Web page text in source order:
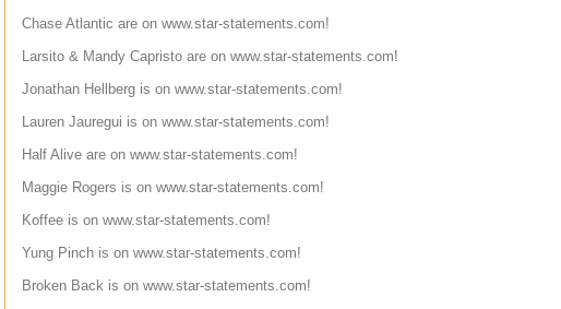
Chase Atlantic are on www.star-statements.com!
Larsito & Mandy Capristo are on www.star-statements.com!
Jonathan Hellberg is on www.star-statements.com!
Lauren Jauregui is on www.star-statements.com!
Half Alive are on www.star-statements.com!
Maggie Rogers is on www.star-statements.com!
Koffee is on www.star-statements.com!
Yung Pinch is on www.star-statements.com!
Broken Back is on www.star-statements.com!